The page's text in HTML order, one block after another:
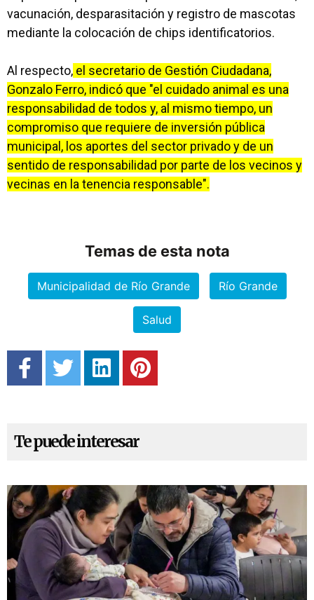
vacunación, desparasitación y registro de mascotas
mediante la colocación de chips identificatorios.
Al respecto, el secretario de Gestión Ciudadana,
Gonzalo Ferro, indicó que "el cuidado animal es una
responsabilidad de todos y, al mismo tiempo, un
compromiso que requiere de inversión pública
municipal, los aportes del sector privado y de un
sentido de responsabilidad por parte de los vecinos y
vecinas en la tenencia responsable".
Temas de esta nota
Municipalidad de Río Grande Río Grande
Salud
Te puede interesar